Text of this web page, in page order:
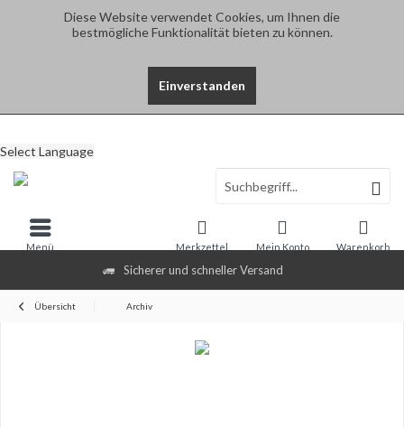
Diese Website verwendet Cookies, um Ihnen die
bestmögliche Funktionalität bieten zu können.
Einverstanden
Sicherer und schneller Versand
Select Language
Warenkorb
Merkzettel Mein Konto
Menü
Übersicht Archiv